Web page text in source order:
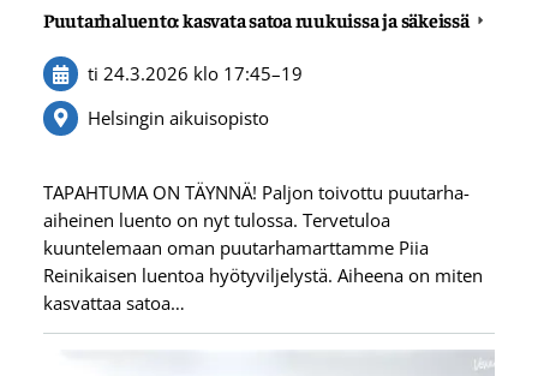
Puutarhaluento: kasvata satoa ruukuissa ja säkeissä
ti 24.3.2026 klo 17:45–19
Helsingin aikuisopisto
TAPAHTUMA ON TÄYNNÄ! Paljon toivottu puutarha-
aiheinen luento on nyt tulossa. Tervetuloa
kuuntelemaan oman puutarhamarttamme Piia
Reinikaisen luentoa hyötyviljelystä. Aiheena on miten
kasvattaa satoa…